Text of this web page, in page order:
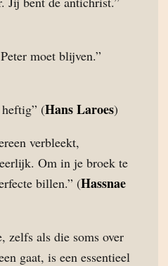
moet blijven.”
(Hans Laroes)
verbleekt,
Om in je broek te
billen.” (Hassnae
zelfs als die soms over
gaat, is een essentieel